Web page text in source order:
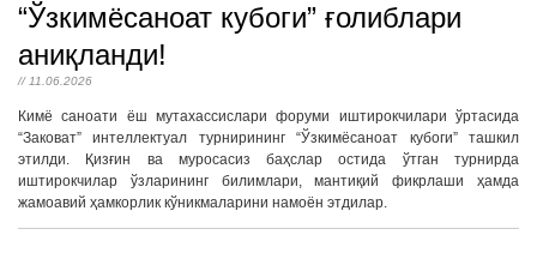
“Ўзкимёсаноат кубоги” ғолиблари
аниқланди!
// 11.06.2026
Кимё саноати ёш мутахассислари форуми иштирокчилари ўртасида
“Заковат” интеллектуал турнирининг “Ўзкимёсаноат кубоги” ташкил
этилди. Қизғин ва муросасиз баҳслар остида ўтган турнирда
иштирокчилар ўзларининг билимлари, мантиқий фикрлаши ҳамда
жамоавий ҳамкорлик кўникмаларини намоён этдилар.